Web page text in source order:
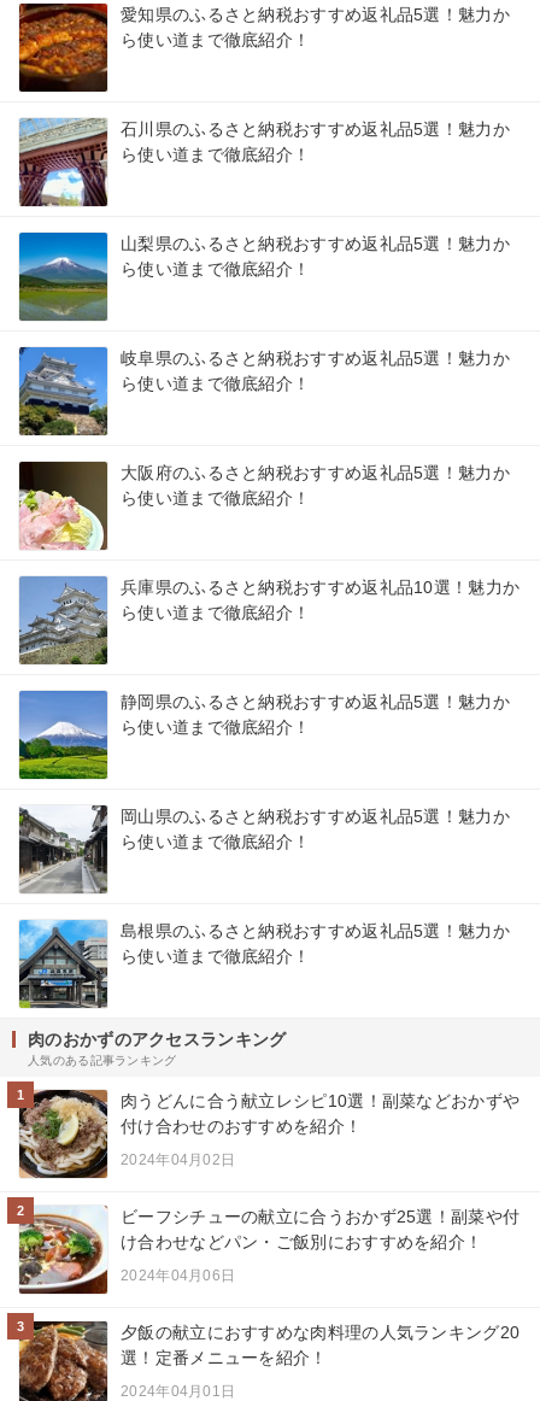
愛知県のふるさと納税おすすめ返礼品5選！魅力か
ら使い道まで徹底紹介！
石川県のふるさと納税おすすめ返礼品5選！魅力か
ら使い道まで徹底紹介！
山梨県のふるさと納税おすすめ返礼品5選！魅力か
ら使い道まで徹底紹介！
岐阜県のふるさと納税おすすめ返礼品5選！魅力か
ら使い道まで徹底紹介！
大阪府のふるさと納税おすすめ返礼品5選！魅力か
ら使い道まで徹底紹介！
兵庫県のふるさと納税おすすめ返礼品10選！魅力か
ら使い道まで徹底紹介！
静岡県のふるさと納税おすすめ返礼品5選！魅力か
ら使い道まで徹底紹介！
岡山県のふるさと納税おすすめ返礼品5選！魅力か
ら使い道まで徹底紹介！
島根県のふるさと納税おすすめ返礼品5選！魅力か
ら使い道まで徹底紹介！
肉のおかずのアクセスランキング
人気のある記事ランキング
1
肉うどんに合う献立レシピ10選！副菜などおかずや
付け合わせのおすすめを紹介！
2024年04月02日
2
ビーフシチューの献立に合うおかず25選！副菜や付
け合わせなどパン・ご飯別におすすめを紹介！
2024年04月06日
3
夕飯の献立におすすめな肉料理の人気ランキング20
選！定番メニューを紹介！
2024年04月01日